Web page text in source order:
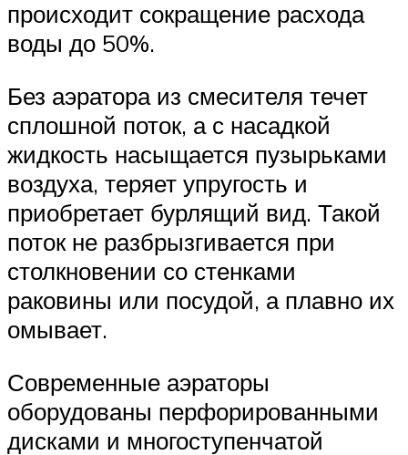
происходит сокращение расхода
воды до 50%.
Без аэратора из смесителя течет
сплошной поток, а с насадкой
жидкость насыщается пузырьками
воздуха, теряет упругость и
приобретает бурлящий вид. Такой
поток не разбрызгивается при
столкновении со стенками
раковины или посудой, а плавно их
омывает.
Современные аэраторы
оборудованы перфорированными
дисками и многоступенчатой